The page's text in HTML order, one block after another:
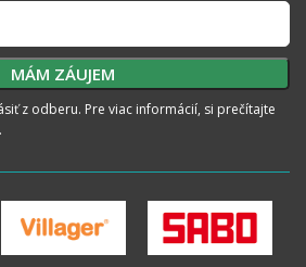
z odberu. Pre viac informácií, si prečítajte
.